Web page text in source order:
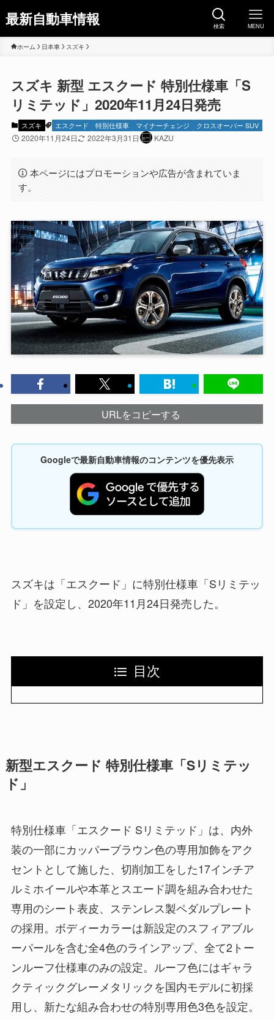
最新自動車情報 検索 MENU
ホーム 日本車 スズキ
スズキ 新型 エスクード 特別仕様車「S
リミテッド」2020年11月24日発売
スズキ エスクード 特別仕様車 マイナーチェンジ クロスオーバー SUV
2020年11月24日 2022年3月31日 KAZU
本ページにはプロモーションや広告が含まれていま
す。
URLをコピーする
Googleで最新自動車情報のコンテンツを優先表示
スズキは「エスクード」に特別仕様車「Sリミテッ
ド」を設定し、2020年11月24日発売した。
目次
新型エスクード 特別仕様車「Sリミテッ
ド」
特別仕様車「エスクード Sリミテッド」は、内外
装の一部にカッパーブラウン色の専用加飾をアク
セントとして施した、切削加工をした17インチア
ルミホイールや本革とスエード調を組み合わせた
専用のシート表皮、ステンレス製ペダルプレート
の採用。ボディーカラーは新設定のスフィアブル
ーパールを含む全4色のラインアップ、全て2トー
ンルーフ仕様車のみの設定。ルーフ色にはギャラ
クティックグレーメタリックを国内モデルに初採
用し、新たな組み合わせの特別専用色3色を設定。